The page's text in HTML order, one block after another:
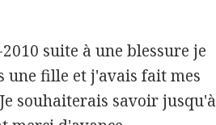
suite à une blessure je
une fille et j'avais fait mes
souhaiterais savoir jusqu'à